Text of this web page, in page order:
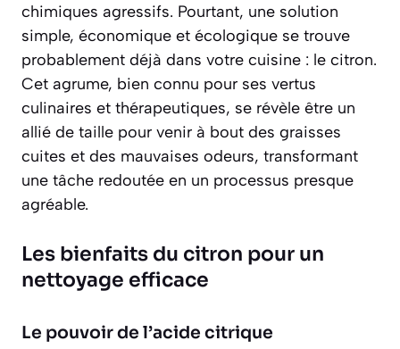
chimiques agressifs. Pourtant, une solution
simple, économique et écologique se trouve
probablement déjà dans votre cuisine : le citron.
Cet agrume, bien connu pour ses vertus
culinaires et thérapeutiques, se révèle être un
allié de taille pour venir à bout des graisses
cuites et des mauvaises odeurs, transformant
une tâche redoutée en un processus presque
agréable.
Les bienfaits du citron pour un
nettoyage efficace
Le pouvoir de l’acide citrique